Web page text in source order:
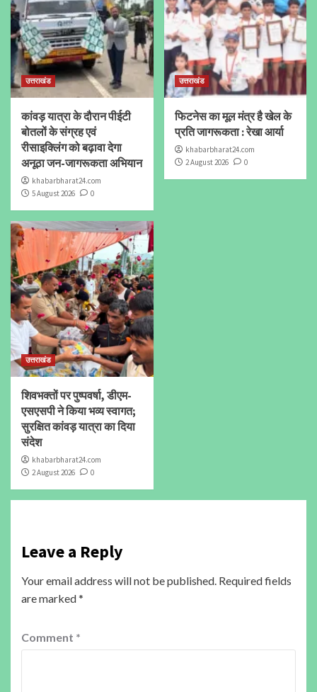
उत्तराखंड
कांवड़ यात्रा के दौरान पीईटी
बोतलों के संग्रह एवं
रीसाइक्लिंग को बढ़ावा देगा
अनूठा जन-जागरूकता अभियान
khabarbharat24.com
5 August 2026
0
उत्तराखंड
फिटनेस का मूल मंत्र है खेल के
प्रति जागरूकता : रेखा आर्या
khabarbharat24.com
2 August 2026
0
उत्तराखंड
शिवभक्तों पर पुष्पवर्षा, डीएम-
एसएसपी ने किया भव्य स्वागत;
सुरक्षित कांवड़ यात्रा का दिया
संदेश
khabarbharat24.com
2 August 2026
0
Leave a Reply
Your email address will not be published. Required fields
are marked*
Comment *